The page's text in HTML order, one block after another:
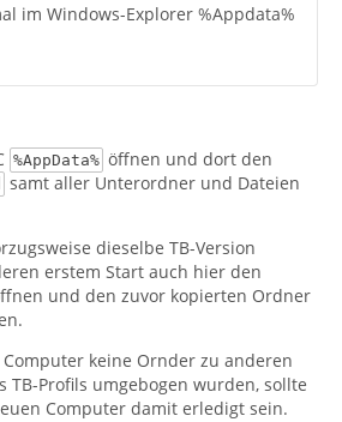
im Windows-Explorer %Appdata%
%AppData% öffnen und dort den
samt aller Unterordner und Dateien
dieselbe TB-Version
erstem Start auch hier den
und den zuvor kopierten Ordner
keine Ornder zu anderen
TB-Profils umgebogen wurden, sollte
Computer damit erledigt sein.